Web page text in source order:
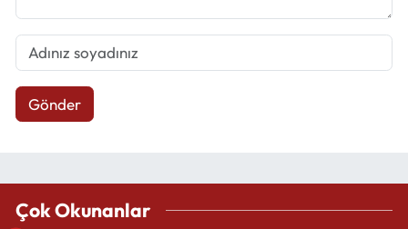
Gönder
Çok Okunanlar